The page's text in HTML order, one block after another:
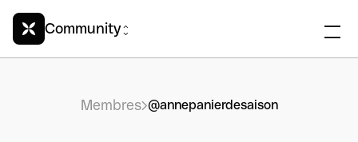
Community
Membres @annepanierdesaison